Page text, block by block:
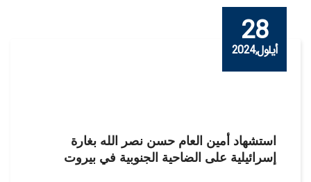
28
أيلول,2024
استشهاد أمين العام حسن نصر الله بغارة
إسرائيلية على الضاحية الجنوبية في بيروت